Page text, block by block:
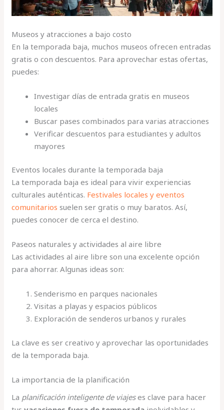
Museos y atracciones a bajo costo
En la temporada baja, muchos museos ofrecen entradas
gratis o con descuentos. Para aprovechar estas ofertas,
puedes:
Investigar días de entrada gratis en museos
locales
Buscar pases combinados para varias atracciones
Verificar descuentos para estudiantes y adultos
mayores
Eventos locales durante la temporada baja
La temporada baja es ideal para vivir experiencias
culturales auténticas. Festivales locales y eventos
comunitarios suelen ser gratis o muy baratos. Así,
puedes conocer de cerca el destino.
Paseos naturales y actividades al aire libre
Las actividades al aire libre son una excelente opción
para ahorrar. Algunas ideas son:
Senderismo en parques nacionales
Visitas a playas y espacios públicos
Exploración de senderos urbanos y rurales
La clave es ser creativo y aprovechar las oportunidades
de la temporada baja.
La importancia de la planificación
La planificación inteligente de viajeses clave para hacer